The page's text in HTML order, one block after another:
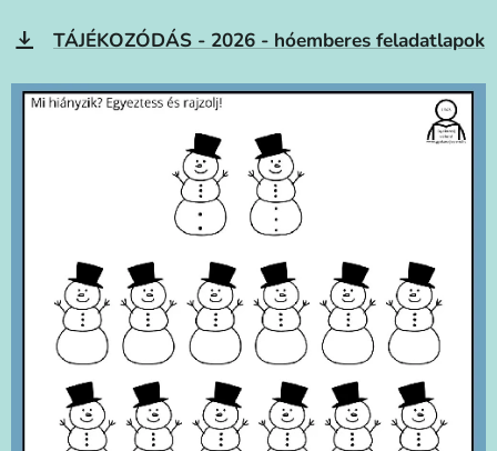
TÁJÉKOZÓDÁS - 2026 - hóemberes feladatlapok